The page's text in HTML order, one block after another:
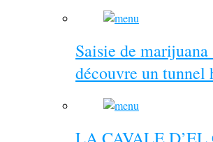
Saisie de
découvre un tunnel
LA CAVALE D’EL